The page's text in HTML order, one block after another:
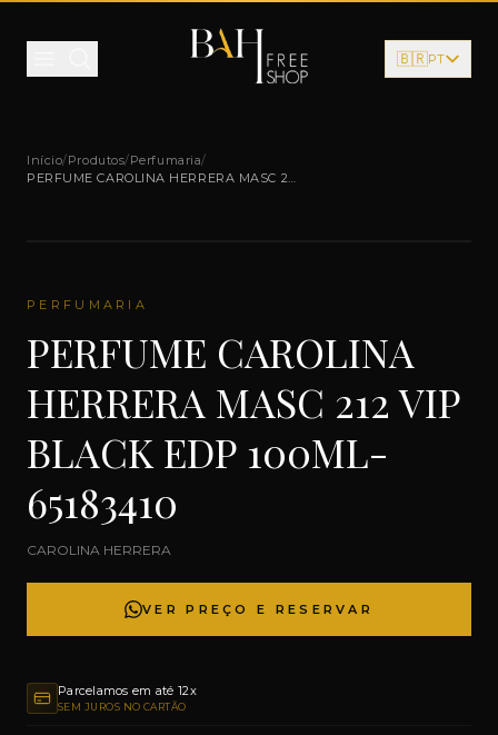
🇧🇷PT
Início/Produtos/Perfumaria/
PERFUME CAROLINA HERRERA MASC 212
PERFUMARIA
PERFUME CAROLINA
HERRERA MASC 212 VIP
BLACK EDP 100ML-
65183410
CAROLINA HERRERA
VER PREÇO E RESERVAR
Parcelamos em até 12x
SEM JUROS NO CARTÃO